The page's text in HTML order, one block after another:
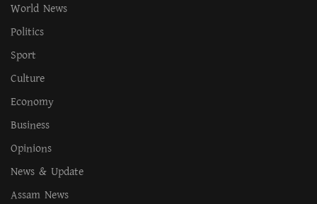
World News
Politics
Sport
Culture
Economy
Business
Opinions
News & Update
Assam News